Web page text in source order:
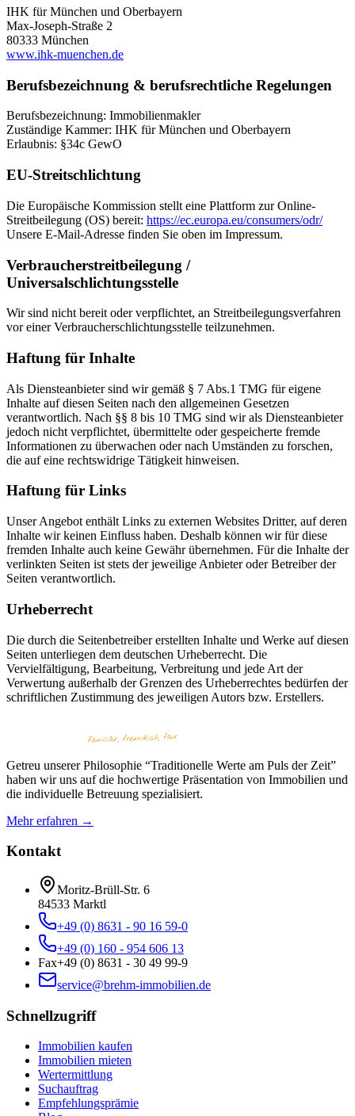
IHK für München und Oberbayern
Max-Joseph-Straße 2
80333 München
www.ihk-muenchen.de
Berufsbezeichnung & berufsrechtliche Regelungen
Berufsbezeichnung: Immobilienmakler
Zuständige Kammer: IHK für München und Oberbayern
Erlaubnis: §34c GewO
EU-Streitschlichtung
Die Europäische Kommission stellt eine Plattform zur Online-
Streitbeilegung (OS) bereit: https://ec.europa.eu/consumers/odr/
Unsere E-Mail-Adresse finden Sie oben im Impressum.
Verbraucherstreitbeilegung /
Universalschlichtungsstelle
Wir sind nicht bereit oder verpflichtet, an Streitbeilegungsverfahren
vor einer Verbraucherschlichtungsstelle teilzunehmen.
Haftung für Inhalte
Als Diensteanbieter sind wir gemäß § 7 Abs.1 TMG für eigene
Inhalte auf diesen Seiten nach den allgemeinen Gesetzen
verantwortlich. Nach §§ 8 bis 10 TMG sind wir als Diensteanbieter
jedoch nicht verpflichtet, übermittelte oder gespeicherte fremde
Informationen zu überwachen oder nach Umständen zu forschen,
die auf eine rechtswidrige Tätigkeit hinweisen.
Haftung für Links
Unser Angebot enthält Links zu externen Websites Dritter, auf deren
Inhalte wir keinen Einfluss haben. Deshalb können wir für diese
fremden Inhalte auch keine Gewähr übernehmen. Für die Inhalte der
verlinkten Seiten ist stets der jeweilige Anbieter oder Betreiber der
Seiten verantwortlich.
Urheberrecht
Die durch die Seitenbetreiber erstellten Inhalte und Werke auf diesen
Seiten unterliegen dem deutschen Urheberrecht. Die
Vervielfältigung, Bearbeitung, Verbreitung und jede Art der
Verwertung außerhalb der Grenzen des Urheberrechtes bedürfen der
schriftlichen Zustimmung des jeweiligen Autors bzw. Erstellers.
Getreu unserer Philosophie “Traditionelle Werte am Puls der Zeit”
haben wir uns auf die hochwertige Präsentation von Immobilien und
die individuelle Betreuung spezialisiert.
Mehr erfahren →
Kontakt
Moritz-Brüll-Str. 6
84533 Marktl
+49 (0) 8631 - 90 16 59-0
+49 (0) 160 - 954 606 13
Fax+49 (0) 8631 - 30 49 99-9
service@brehm-immobilien.de
Schnellzugriff
Immobilien kaufen
Immobilien mieten
Wertermittlung
Suchauftrag
Empfehlungsprämie